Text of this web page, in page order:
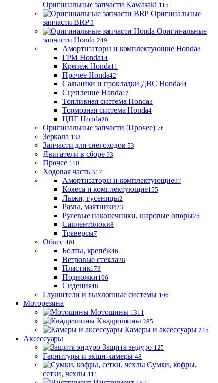
Оригинальные запчасти Kawasaki 115
Оригинальные
запчасти BRP 9
Оригинальные
запчасти Honda 249
Амортизаторы и комплектующие Honda8
ГРМ Honda14
Крепеж Honda11
Прочее Honda42
Сальники и прокладки ДВС Honda44
Сцепление Honda12
Топливная система Honda3
Тормозная система Honda4
ЦПГ Honda20
Оригинальные запчасти (Прочее) 76
Зеркала 133
Запчасти для снегоходов 53
Двигатели в сборе 33
Прочее 110
Ходовая часть 317
Амортизаторы и комплектующие97
Колеса и комплектующие155
Лыжи, гусеницы2
Рамы, маятники23
Рулевые наконечники, шаровые опоры25
Сайлентблоки8
Траверсы7
Обвес 401
Болты, крепёж46
Ветровые стекла28
Пластик173
Подножки106
Сидения48
Глушители и выхлопные системы 106
Моторезина
Мотошины 1311
Квадрошины 285
Камеры и аксессуары 245
Аксессуары
Защита эндуро 125
Гарнитуры и экшн-камеры 48
Сумки, кофры,
сетки, чехлы 111